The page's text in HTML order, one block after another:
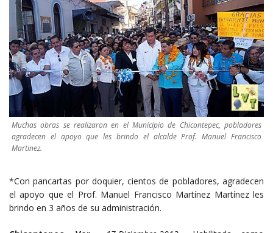
Muchas obras se realizaron en el Municipio de Chicontepec, pobladores
agradecen el apoyo que les brindo el alcalde Prof. Manuel Francisco
Martinez.
*Con pancartas por doquier, cientos de pobladores, agradecen
el apoyo que el Prof. Manuel Francisco Martínez Martínez les
brindo en 3 años de su administración.